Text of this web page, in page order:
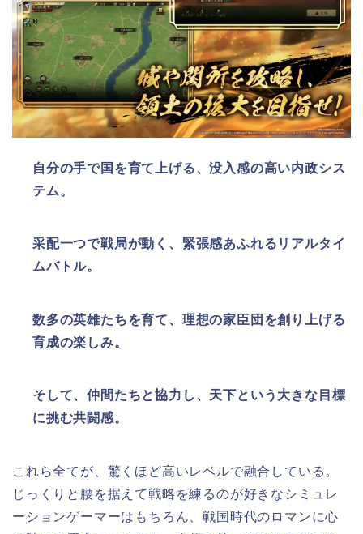
自分の手で国を育て上げる、没入感の高い内政シス
テム。
采配一つで戦局が動く、緊張感あふれるリアルタイ
ムバトル。
数多の英雄たちを育て、理想の家臣団を創り上げる
育成の楽しみ。
そして、仲間たちと協力し、天下という大きな目標
に挑む共闘感。
これら全てが、驚くほど高いレベルで融合している。
じっくりと腰を据えて戦略を練るのが好きなシミュレ
ーションゲーマーはもちろん、戦国時代のロマンに心